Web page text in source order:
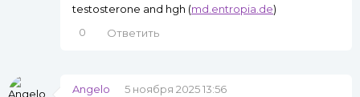
testosterone and hgh (md.entropia.de)
0
Ответить
Angelo
5 ноября 2025 13:56